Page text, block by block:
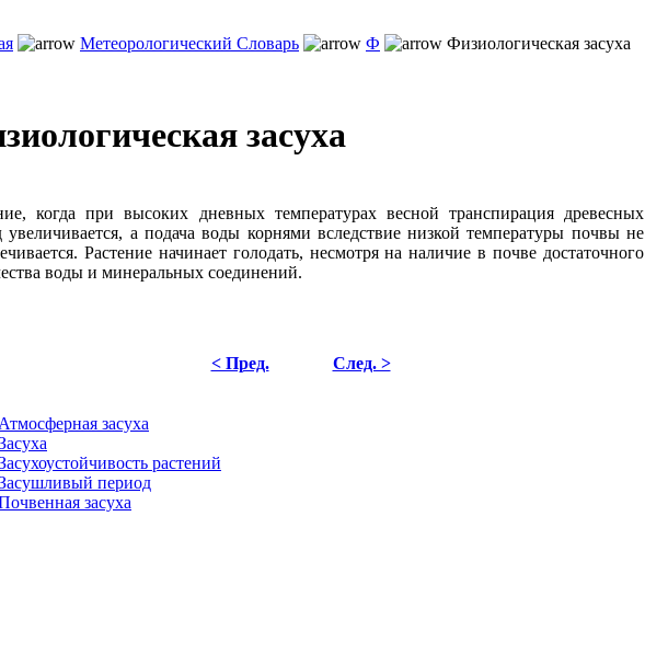
Метеорологический Словарь Ф Физиологическая засуха
засуха
когда при высоких дневных температурах весной транспирация древесных
увеличивается, а подача воды корнями вследствие низкой температуры почвы не
Растение начинает голодать, несмотря на наличие в почве достаточного
воды и минеральных соединений.
< Пред.
След. >
Атмосферная засуха
растений
период
засуха